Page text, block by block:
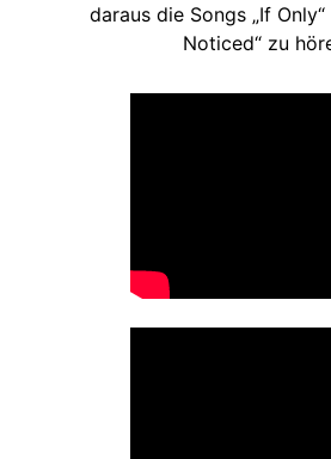
daraus die Songs „If
Noticed“ zu